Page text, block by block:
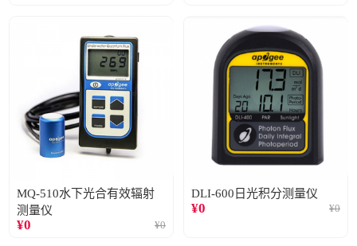
MQ-510水下光合有效辐射
测量仪
¥0 ¥0
DLI-600日光积分测量仪
¥0 ¥0